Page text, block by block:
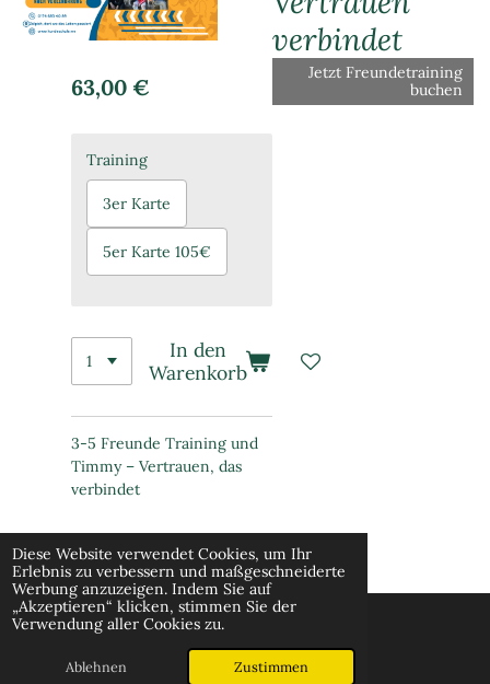
Diese Website verwendet Cookies, um Ihr
Erlebnis zu verbessern und maßgeschneiderte
Werbung anzuzeigen. Indem Sie auf
„Akzeptieren“ klicken, stimmen Sie der
Verwendung aller Cookies zu.
Ablehnen Zustimmen
verbindet
Jetzt Freundetraining
buchen
63,00 €
Training
3er Karte
5er Karte 105€
In den
Warenkorb
3-5 Freunde Training und
Timmy – Vertrauen, das
verbindet
© 2026 Hunde-Service Schenzer